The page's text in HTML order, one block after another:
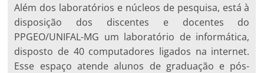
Além dos laboratórios e núcleos de pesquisa, está à
disposição dos discentes e docentes do
PPGEO/UNIFAL-MG um laboratório de informática,
disposto de 40 computadores ligados na internet.
Esse espaço atende alunos de graduação e pós-